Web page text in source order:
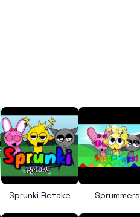
Sprunki Retake Sprummers